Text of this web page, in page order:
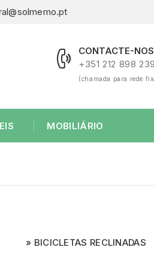
CONTACTE-
+351 212 898 239
(chamada para rede
MOBILIÁRIO
BICICLETAS RECLINADAS